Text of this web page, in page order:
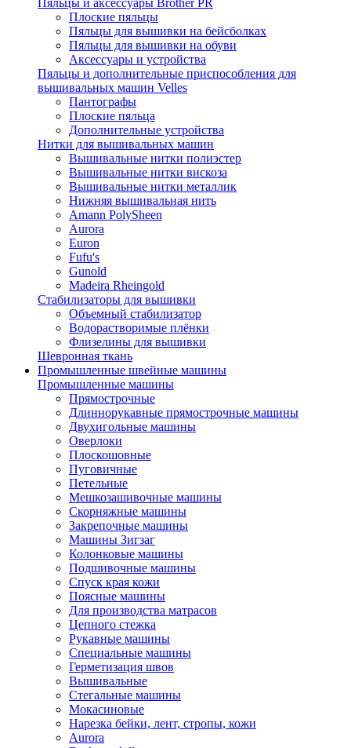
Пяльцы и аксессуары Brother PR
Плоские пяльцы
Пяльцы для вышивки на бейсболках
Пяльцы для вышивки на обуви
Аксессуары и устройства
Пяльцы и дополнительные приспособления для
вышивальных машин Velles
Пантографы
Плоские пяльца
Дополнительные устройства
Нитки для вышивальных машин
Вышивальные нитки полиэстер
Вышивальные нитки вискоза
Вышивальные нитки металлик
Нижняя вышивальная нить
Amann PolySheen
Aurora
Euron
Fufu's
Gunold
Madeira Rheingold
Стабилизаторы для вышивки
Объемный стабилизатор
Водорастворимые плёнки
Флизелины для вышивки
Шевронная ткань
Промышленные швейные машины
Промышленные машины
Прямострочные
Длиннорукавные прямострочные машины
Двухигольные машины
Оверлоки
Плоскошовные
Пуговичные
Петельные
Мешкозашивочные машины
Скорняжные машины
Закрепочные машины
Машины Зигзаг
Колонковые машины
Подшивочные машины
Спуск края кожи
Поясные машины
Для производства матрасов
Цепного стежка
Рукавные машины
Специальные машины
Герметизация швов
Вышивальные
Стегальные машины
Мокасиновые
Нарезка бейки, лент, стропы, кожи
Aurora